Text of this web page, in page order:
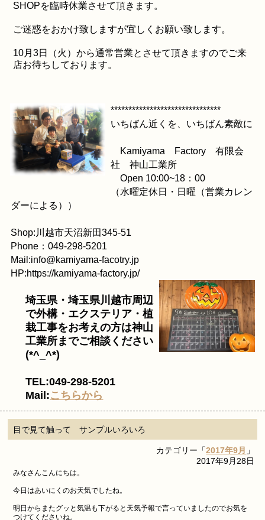
SHOPを臨時休業させて頂きます。
ご迷惑をおかけ致しますが宜しくお願い致します。
10月3日（火）から通常営業とさせて頂きますのでご来
店お待ちしております。
*******************************
いちばん近くを、いちばん素敵に
Kamiyama Factory 有限会
社 神山工業所
Open 10:00~18：00
（水曜定休日・日曜（営業カレン
ダーによる））
Shop:川越市天沼新田345-51
Phone：049-298-5201
Mail:info@kamiyama-facotry.jp
HP:https://kamiyama-factory.jp/
埼玉県・埼玉県川越市周辺
で外構・エクステリア・植
栽工事をお考えの方は神山
工業所までご相談ください
(*^_^*)
TEL:049-298-5201
Mail:こちらから
目で見て触って サンプルいろいろ
カテゴリー「2017年9月 」
2017年9月28日
みなさんこんにちは。
今日はあいにくのお天気でしたね。
明日からまたグッと気温も下がると天気予報で言っていましたのでお気を
つけてくださいね。